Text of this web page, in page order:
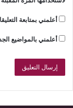
أعلمني بمتابعة
أعلمني بالمواضيع